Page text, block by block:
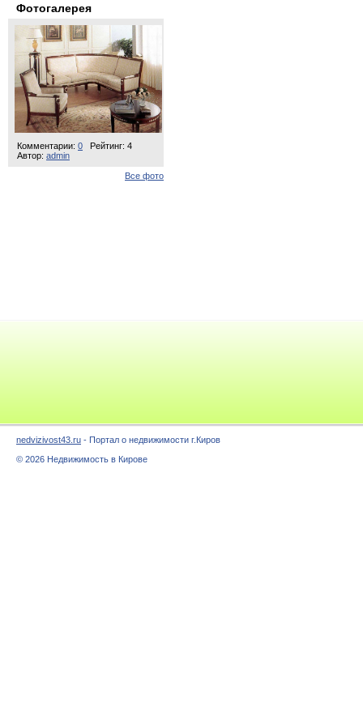
Фотогалерея
Комментарии: 0
Рейтинг: 4
Автор: admin
Все фото
nedvizivost43.ru - Портал о недвижимости г.Киров
© 2026 Недвижимость в Кирове